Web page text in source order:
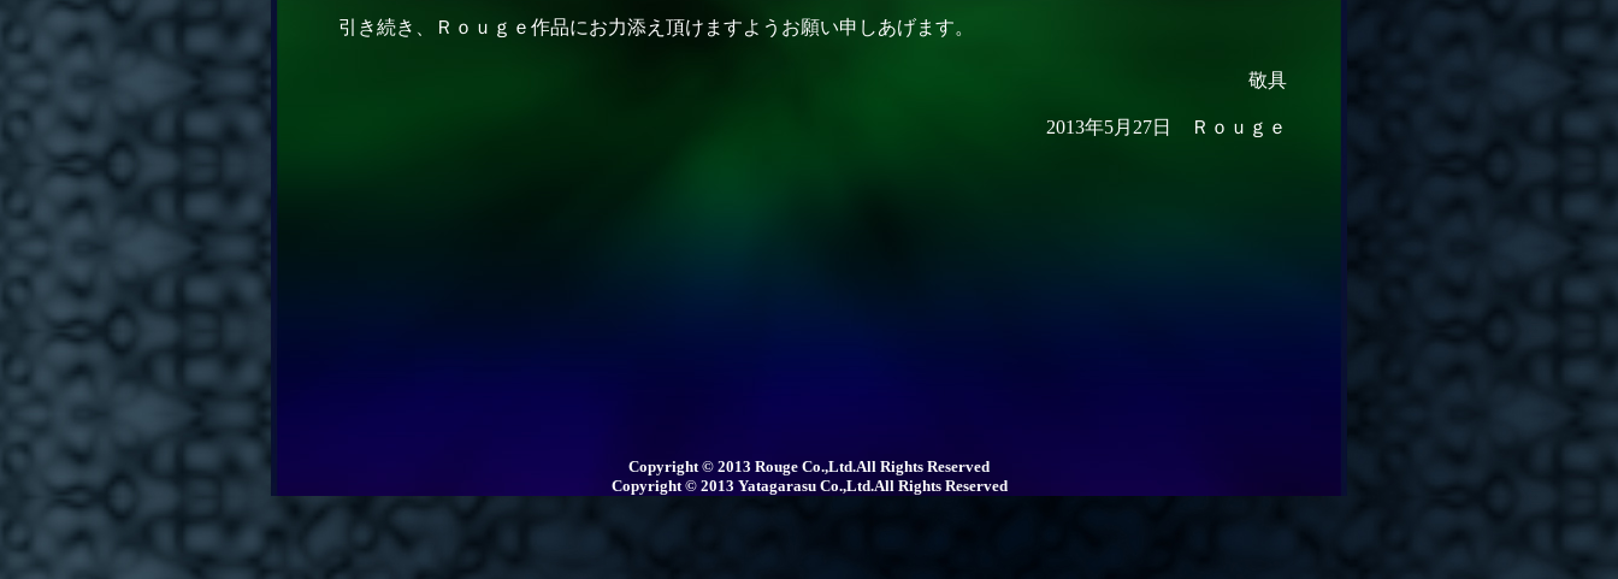
引き続き、Ｒｏｕｇｅ作品にお力添え頂けますようお願い申しあげます。
敬具
2013年5月27日 Ｒｏｕｇｅ
Copyright © 2013 Rouge Co.,Ltd.All Rights Reserved
Copyright © 2013 Yatagarasu Co.,Ltd.All Rights Reserved